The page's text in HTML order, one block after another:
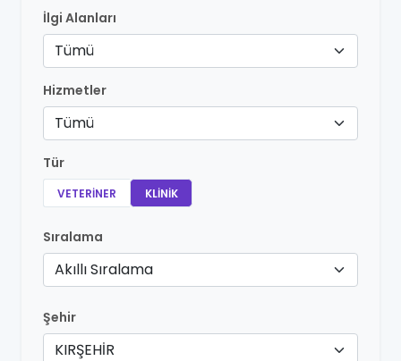
İlgi Alanları
Tümü
Hizmetler
Tümü
Tür
VETERINER KLINIK
Sıralama
Akıllı Sıralama
Şehir
KIRŞEHİR